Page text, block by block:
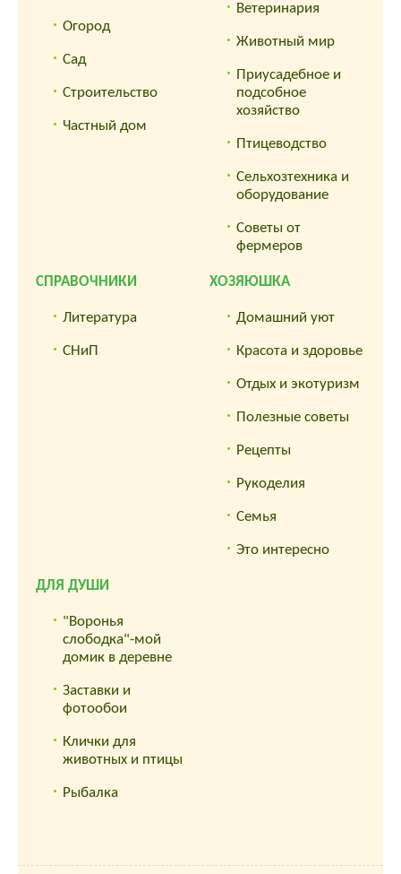
Огород
Сад
Строительство
Частный дом
Ветеринария
Животный мир
Приусадебное и
подсобное
хозяйство
Птицеводство
Сельхозтехника и
оборудование
Советы от
фермеров
СПРАВОЧНИКИ
Литература
СНиП
ХОЗЯЮШКА
Домашний уют
Красота и здоровье
Отдых и экотуризм
Полезные советы
Рецепты
Рукоделия
Семья
Это интересно
ДЛЯ ДУШИ
"Воронья
слободка"-мой
домик в деревне
Заставки и
фотообои
Клички для
животных и птицы
Рыбалка